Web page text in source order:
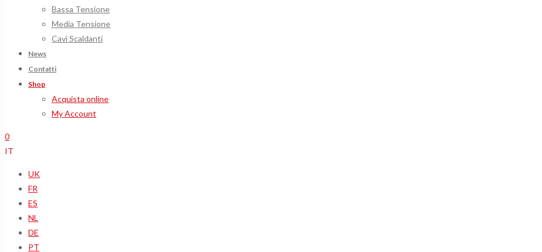
Bassa Tensione
Media Tensione
Cavi Scaldanti
News
Contatti
Shop
Acquista online
My Account
0
IT
UK
FR
ES
NL
DE
PT